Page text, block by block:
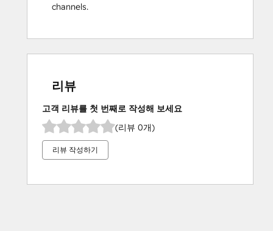
channels.
리뷰
고객 리뷰를 첫 번째로 작성해 보세요
(리뷰 0개)
리뷰 작성하기